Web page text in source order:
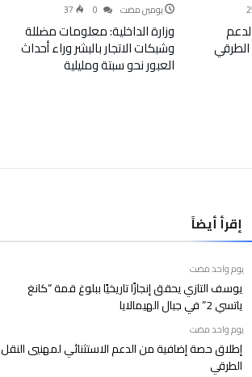
الطرقي
‫‫‫‏‫يومين مضت‬ 37
وزارة الداخلية: معلومات مضللة
وشبكات الاتجار بالبشر وراء أحداث
العبور نحو سبتة ومليلية
بنك
يوقعان
اتفاقية
إقرأ أيضاً
‫‫‫‏‫يوم واحد مضت‬
يوسف التازي يحقق إنجازًا تاريخيًا ببلوغ قمة “كانغ
ياتسي 2” في جبال الهيمالايا
‫‫‫‏‫يوم واحد مضت‬
إطلاق حصة إضافية من الدعم الاستثنائي لمهنيي النقل
الطرقي